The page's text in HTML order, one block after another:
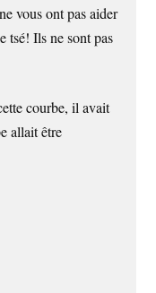
vous ont pas aider
tsé! Ils ne sont pas
courbe, il avait
allait être